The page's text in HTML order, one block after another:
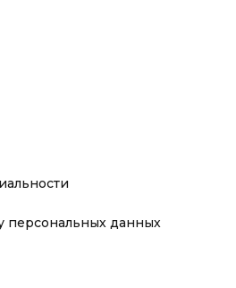
персональных данных